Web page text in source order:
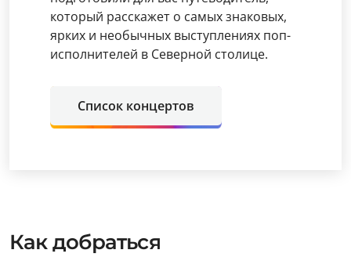
который расскажет о самых знаковых,
ярких и необычных выступлениях поп-
исполнителей в Северной столице.
Список концертов
Как добраться